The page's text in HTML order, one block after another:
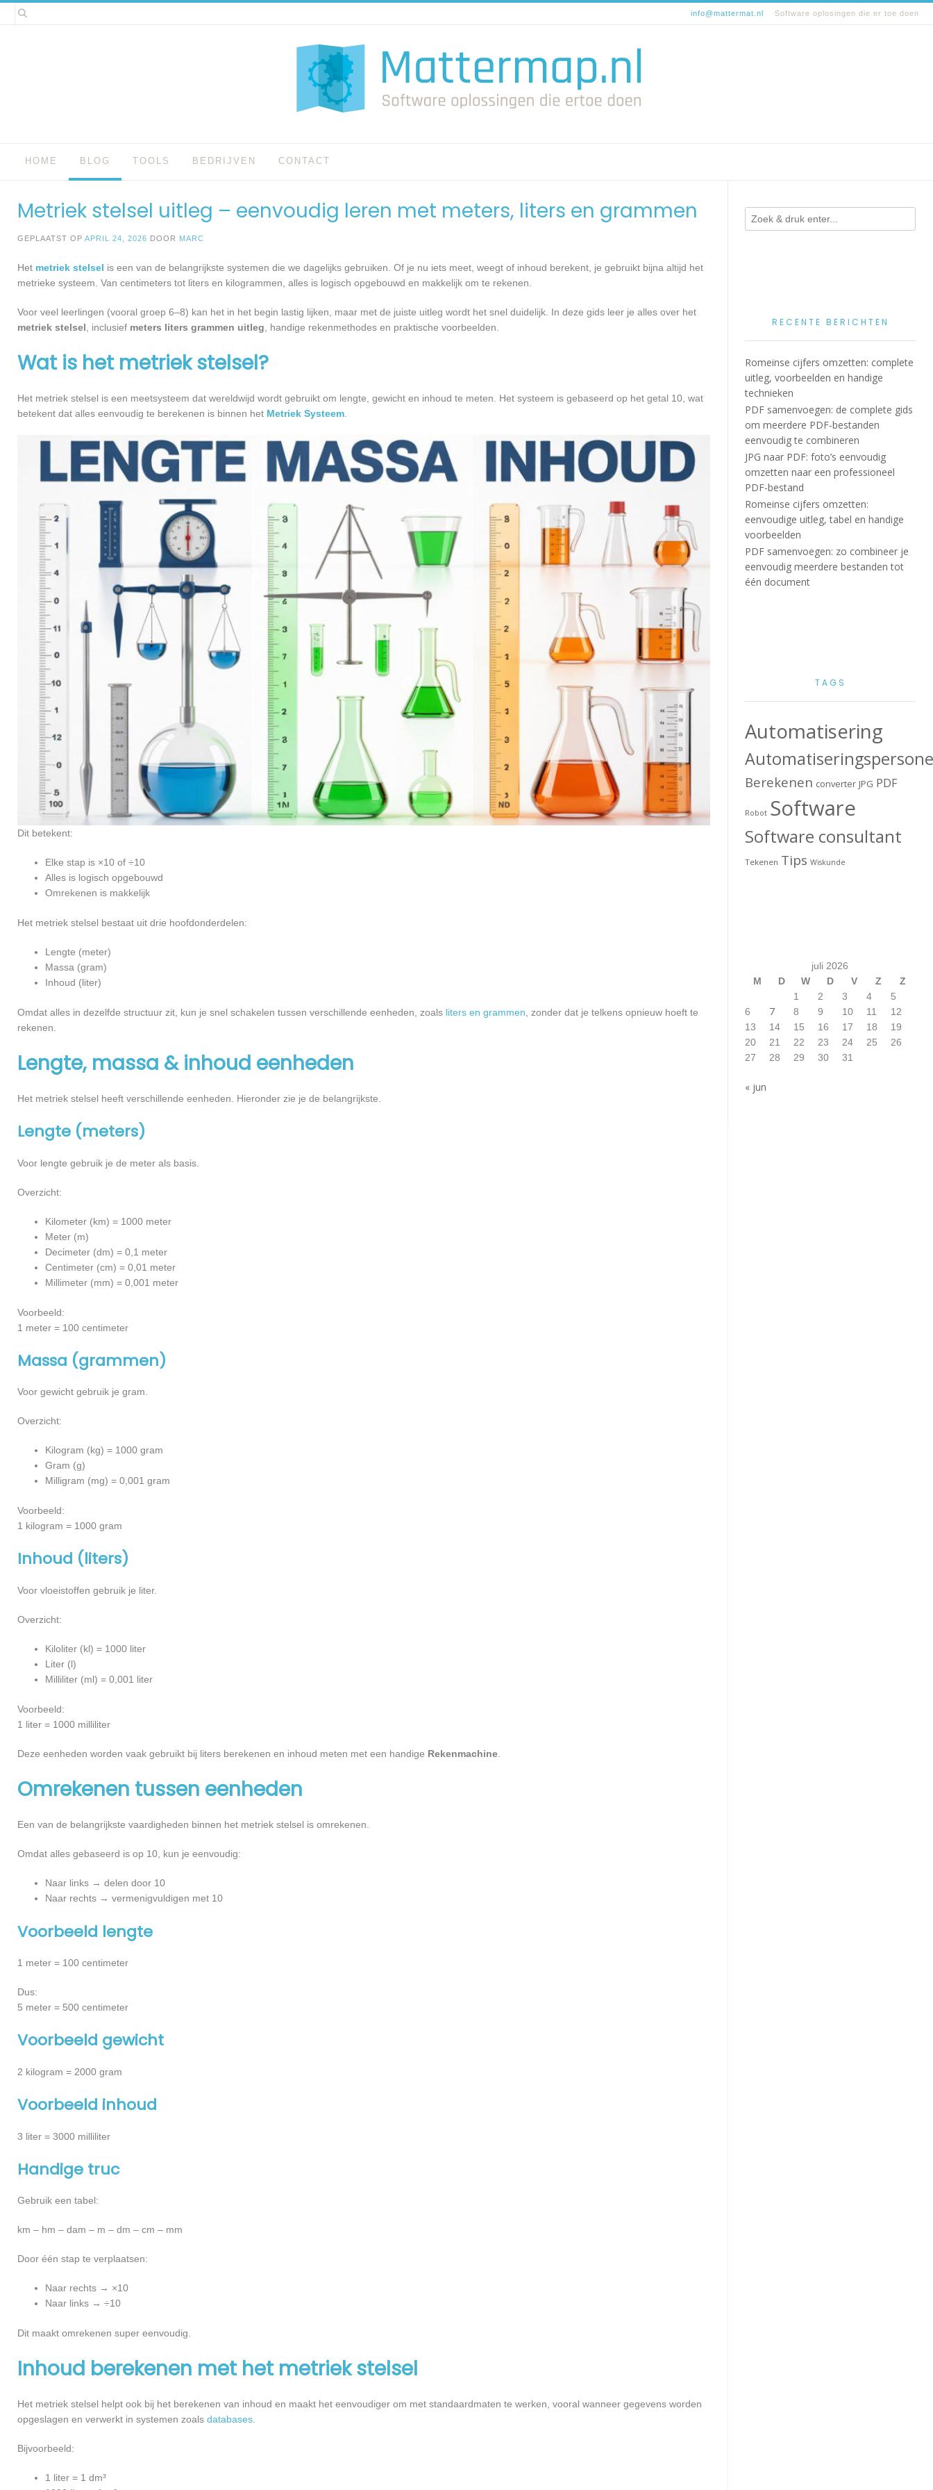
Spring
naar
info@mattermat.nl Software oplosingen die er toe doen
HOME BLOG TOOLS BEDRIJVEN CONTACT
Metriek stelsel uitleg – eenvoudig leren met meters, liters en grammen
GEPLAATST OP APRIL 24, 2026 DOOR MARC
Het metriek stelsel is een van de belangrijkste systemen die we dagelijks gebruiken. Of je nu iets meet, weegt of inhoud berekent, je gebruikt bijna altijd het
metrieke systeem. Van centimeters tot liters en kilogrammen, alles is logisch opgebouwd en makkelijk om te rekenen.
Voor veel leerlingen (vooral groep 6–8) kan het in het begin lastig lijken, maar met de juiste uitleg wordt het snel duidelijk. In deze gids leer je alles over het
metriek stelsel , inclusief meters liters grammen uitleg , handige rekenmethodes en praktische voorbeelden.
Wat is het metriek stelsel?
Het metriek stelsel is een meetsysteem dat wereldwijd wordt gebruikt om lengte, gewicht en inhoud te meten. Het systeem is gebaseerd op het getal 10, wat
betekent dat alles eenvoudig te berekenen is binnen het Metriek Systeem
Dit betekent:
Elke stap is ×10 of ÷10
Alles is logisch opgebouwd
Omrekenen is makkelijk
Het metriek stelsel bestaat uit drie hoofdonderdelen:
Lengte (meter)
Massa (gram)
Inhoud (liter)
Omdat alles in dezelfde structuur zit, kun je snel schakelen tussen verschillende eenheden, zoals liters en grammen , zonder dat je telkens opnieuw hoeft te
rekenen.
Lengte, massa & inhoud eenheden
Het metriek stelsel heeft verschillende eenheden. Hieronder zie je de belangrijkste.
Lengte (meters)
Voor lengte gebruik je de meter als basis.
Overzicht:
Kilometer (km) = 1000 meter
Meter (m)
Decimeter (dm) = 0,1 meter
Centimeter (cm) = 0,01 meter
Millimeter (mm) = 0,001 meter
Voorbeeld:
1 meter = 100 centimeter
Massa (grammen)
Voor gewicht gebruik je gram.
Overzicht:
Kilogram (kg) = 1000 gram
Gram (g)
Milligram (mg) = 0,001 gram
Voorbeeld:
1 kilogram = 1000 gram
Inhoud (liters)
Voor vloeistoffen gebruik je liter.
Overzicht:
Kiloliter (kl) = 1000 liter
Liter (l)
Milliliter (ml) = 0,001 liter
Voorbeeld:
1 liter = 1000 milliliter
Deze eenheden worden vaak gebruikt bij liters berekenen en inhoud meten met een handige Rekenmachine
Omrekenen tussen eenheden
Een van de belangrijkste vaardigheden binnen het metriek stelsel is omrekenen.
Omdat alles gebaseerd is op 10, kun je eenvoudig:
Naar links → delen door 10
Naar rechts → vermenigvuldigen met 10
Voorbeeld lengte
1 meter = 100 centimeter
Dus:
5 meter = 500 centimeter
Voorbeeld gewicht
2 kilogram = 2000 gram
Voorbeeld inhoud
3 liter = 3000 milliliter
Handige truc
Gebruik een tabel:
km – hm – dam – m – dm – cm – mm
Door één stap te verplaatsen:
Naar rechts → ×10
Naar links → ÷10
Dit maakt omrekenen super eenvoudig.
Inhoud berekenen met het metriek stelsel
Het metriek stelsel helpt ook bij het berekenen van inhoud en maakt het eenvoudiger om met standaardmaten te werken, vooral wanneer gegevens worden
opgeslagen en verwerkt in systemen zoals databases.
Bijvoorbeeld:
1 liter = 1 dm³
RECENTE BERICHTEN
Romeinse cijfers omzetten: complete
uitleg, voorbeelden en handige
technieken
PDF samenvoegen: de complete gids
om meerdere PDF-bestanden
eenvoudig te combineren
JPG naar PDF: foto’s eenvoudig
omzetten naar een professioneel
PDF-bestand
Romeinse cijfers omzetten:
eenvoudige uitleg, tabel en handige
voorbeelden
PDF samenvoegen: zo combineer je
eenvoudig meerdere bestanden tot
één document
TAGS
Automatisering
Berekenen converter JPG PDF
Robot Software
Software consultant
Tekenen Tips Wiskunde
juli 2026
M
D W D V Z
Z
1
2 3 4
5
6
7 8 9 10 11
12
13
14 15 16 17 18
19
20
21 22 23 24 25
26
27
28 29 30 31
« jun